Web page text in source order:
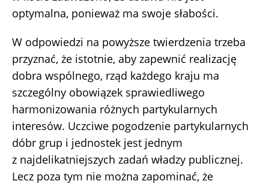
optymalna, ponieważ ma swoje słabości.
W odpowiedzi na powyższe twierdzenia trzeba
przyznać, że istotnie, aby zapewnić realizację
dobra wspólnego, rząd każdego kraju ma
szczególny obowiązek sprawiedliwego
harmonizowania różnych partykularnych
interesów. Uczciwe pogodzenie partykularnych
dóbr grup i jednostek jest jednym
z najdelikatniejszych zadań władzy publicznej.
Lecz poza tym nie można zapominać, że